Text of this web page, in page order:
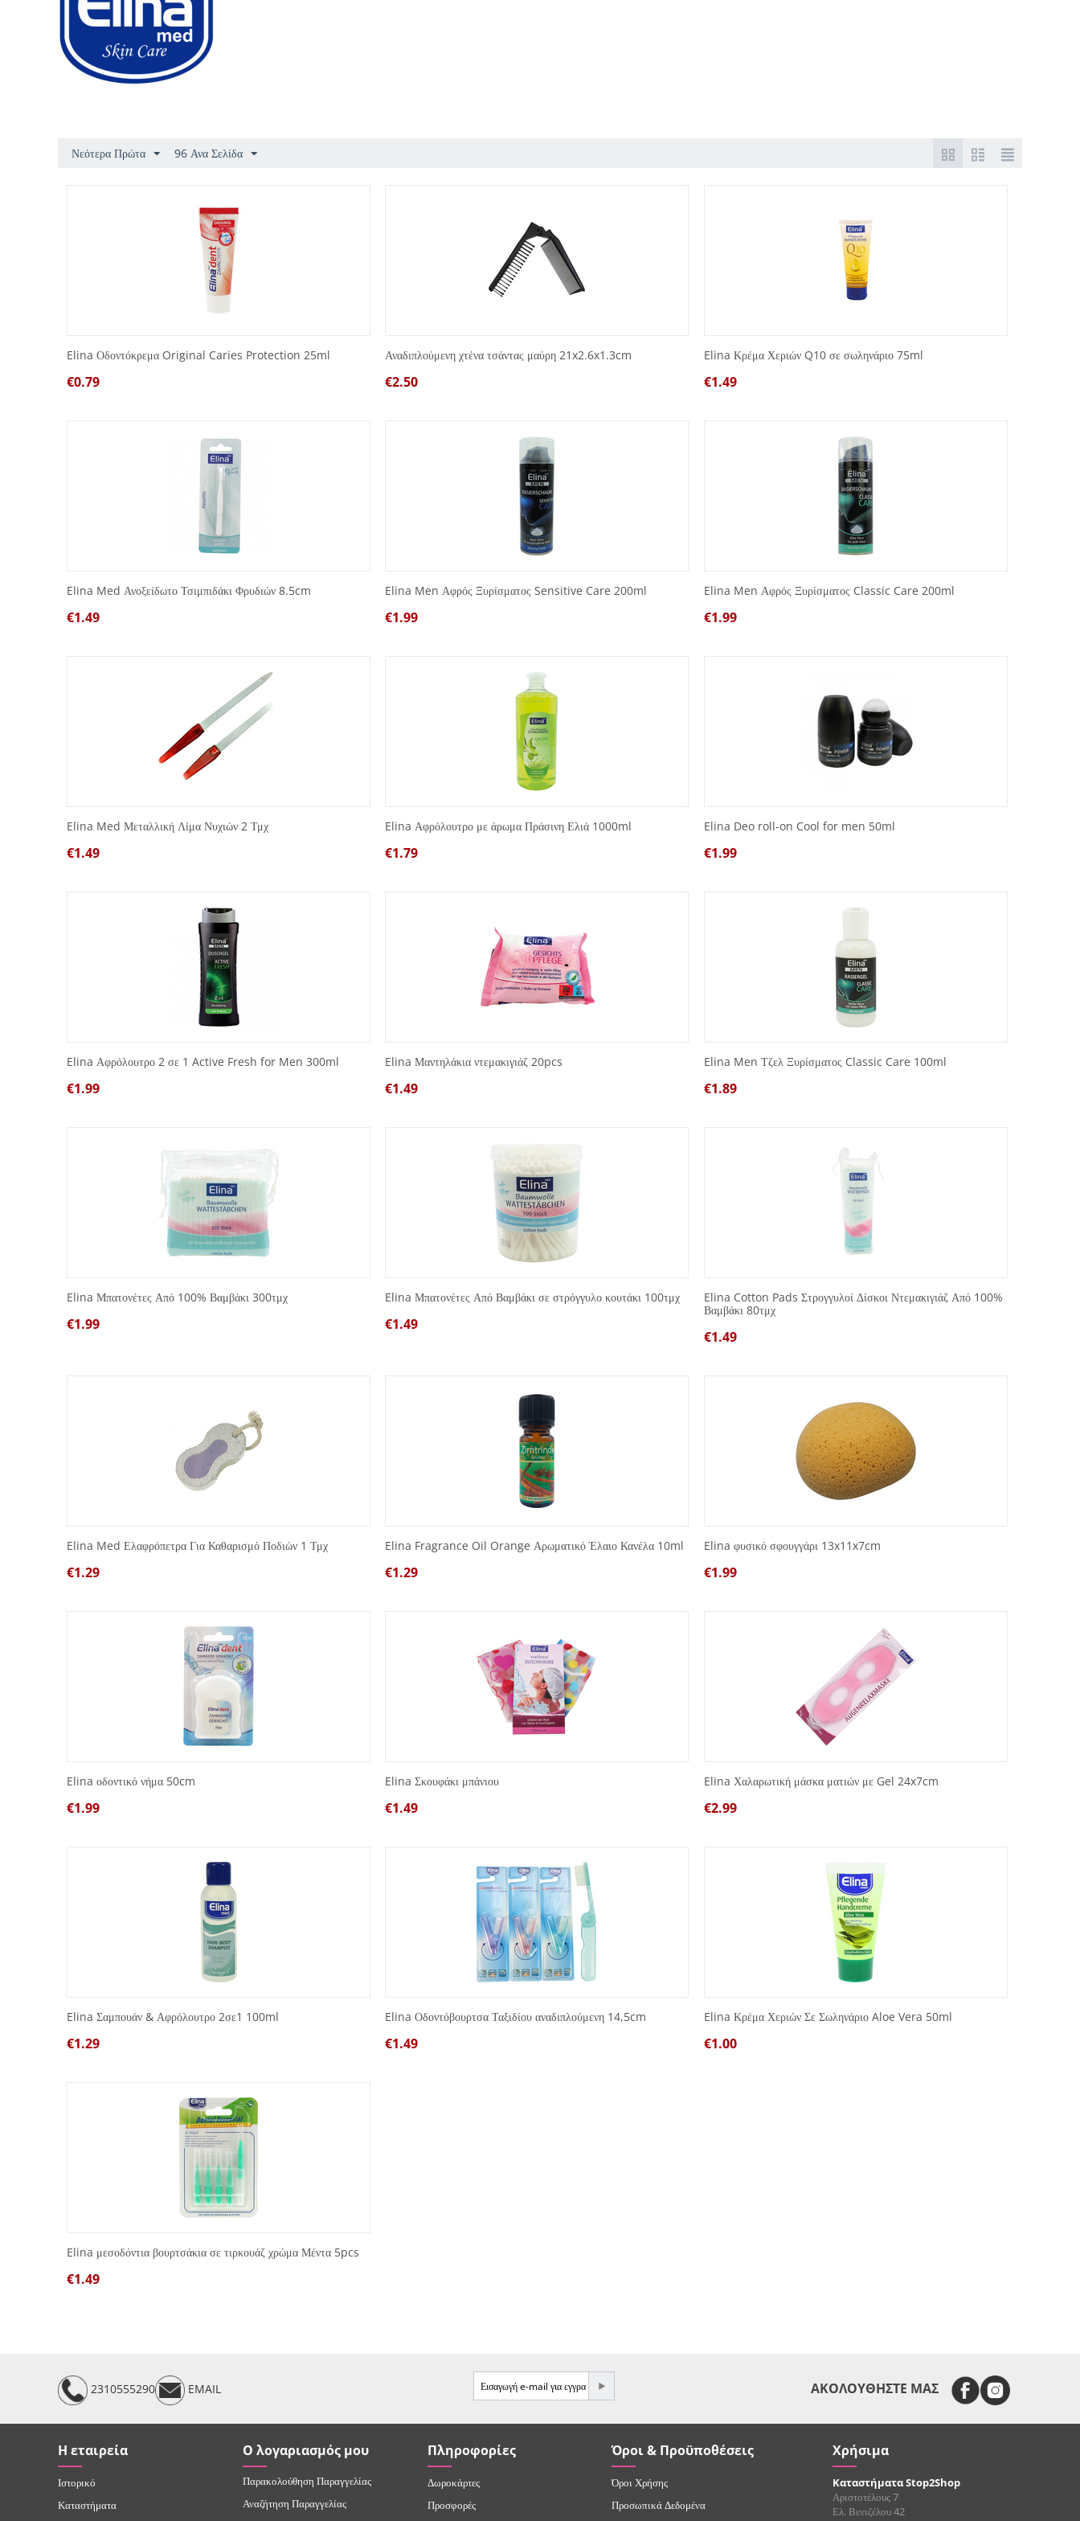
Νεότερα Πρώτα 96 Ανα Σελίδα
Elina Οδοντόκρεμα Original Caries Protection 25ml
€0.79
Αναδιπλούμενη χτένα τσάντας μαύρη 21x2.6x1.3cm
€2.50
Elina Κρέμα Χεριών Q10 σε σωληνάριο 75ml
€1.49
Elina Med Ανοξείδωτο Τσιμπιδάκι Φρυδιών 8.5cm
€1.49
Elina Men Αφρός Ξυρίσματος Sensitive Care 200ml
€1.99
Elina Men Αφρός Ξυρίσματος Classic Care 200ml
€1.99
Elina Med Μεταλλική Λίμα Νυχιών 2 Τμχ
€1.49
Elina Αφρόλουτρο με άρωμα Πράσινη Ελιά 1000ml
€1.79
Elina Deo roll-on Cool for men 50ml
€1.99
Elina Αφρόλουτρο 2 σε 1 Active Fresh for Men 300ml
€1.99
Elina Μαντηλάκια ντεμακιγιάζ 20pcs
€1.49
Elina Men Τζελ Ξυρίσματος Classic Care 100ml
€1.89
Elina Μπατονέτες Από 100% Βαμβάκι 300τμχ
€1.99
Elina Μπατονέτες Από Βαμβάκι σε στρόγγυλο κουτάκι 100τμχ
€1.49
Elina Cotton Pads Στρογγυλοί Δίσκοι Ντεμακιγιάζ Από 100%
Βαμβάκι 80τμχ
€1.49
Elina Med Ελαφρόπετρα Για Καθαρισμό Ποδιών 1 Τμχ
€1.29
Elina Fragrance Oil Orange Αρωματικό Έλαιο Κανέλα 10ml
€1.29
Elina φυσικό σφουγγάρι 13x11x7cm
€1.99
Elina οδοντικό νήμα 50cm
€1.99
Elina Σκουφάκι μπάνιου
€1.49
Elina Χαλαρωτική μάσκα ματιών με Gel 24x7cm
€2.99
Elina Σαμπουάν & Αφρόλουτρο 2σε1 100ml
€1.29
Elina Οδοντόβουρτσα Ταξιδίου αναδιπλούμενη 14,5cm
€1.49
Elina Κρέμα Χεριών Σε Σωληνάριο Aloe Vera 50ml
€1.00
Elina μεσοδόντια βουρτσάκια σε τιρκουάζ χρώμα Μέντα 5pcs
€1.49
2310555290 EMAIL ΑΚΟΛΟΥΘΗΣΤΕ ΜΑΣ
Η εταιρεία
Ιστορικό
Καταστήματα
Ο λογαριασμός μου
Παρακολούθηση Παραγγελίας
Αναζήτηση Παραγγελίας
Πληροφορίες
Δωροκάρτες
Προσφορές
Όροι & Προϋποθέσεις
Όροι Χρήσης
Προσωπικά Δεδομένα
Χρήσιμα
Καταστήματα Stop2Shop
Αριστοτέλους 7
Ελ. Βενιζέλου 42